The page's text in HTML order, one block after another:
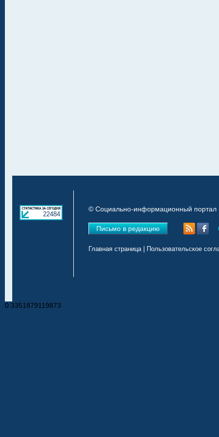
22484
© Социально-информационный портал
Письмо в редакцию
Главная страница| Пользовательское
0.3351879119873